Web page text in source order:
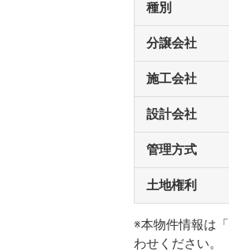
種別
分譲会社
施工会社
設計会社
管理方式
土地権利
※本物件情報は「
わせください。